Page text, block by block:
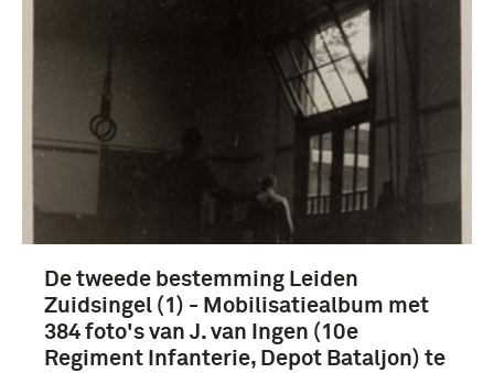
De tweede bestemming Leiden
Zuidsingel (1) - Mobilisatiealbum met
384 foto's van J. van Ingen (10e
Regiment Infanterie, Depot Bataljon) te